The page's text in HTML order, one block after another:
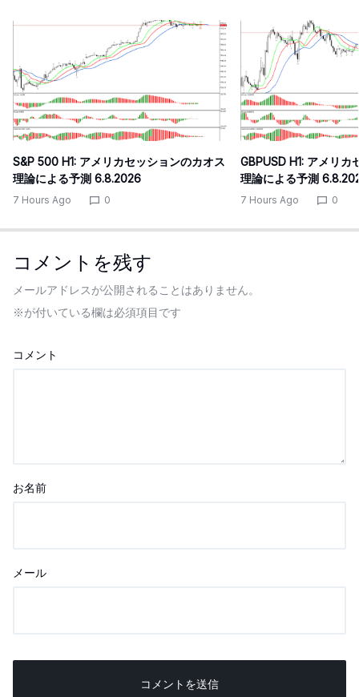
S&P 500 H1: アメリカセッションのカオス
理論による予測 6.8.2026
7 Hours Ago 0
GBPUSD H1: アメリカ
理論による予測
7 Hours Ago 0
コメントを残す
メールアドレスが公開されることはありません。
※が付いている欄は必須項目です
コメント
お名前
メール